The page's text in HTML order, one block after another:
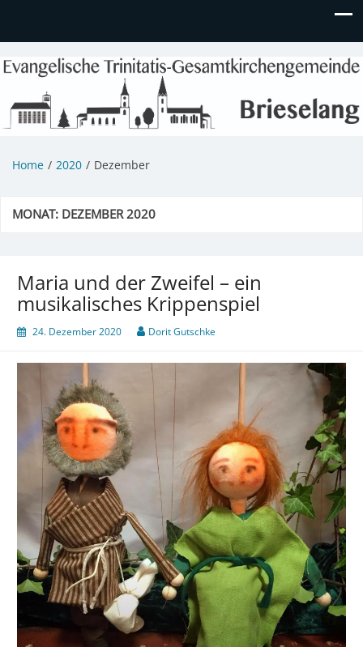
Evangelische Kirchengemeinde
Brieselang
Informationen zu Veranstaltungen, Gemeindeleben und
unserem Kindergarten
Home 2020 Dezember
MONAT: DEZEMBER 2020
Maria und der Zweifel – ein
musikalisches Krippenspiel
24. Dezember 2020 Dorit Gutschke